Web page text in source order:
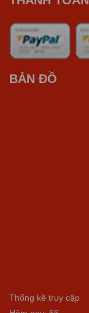
BẢN ĐỒ
Thống kê truy cập